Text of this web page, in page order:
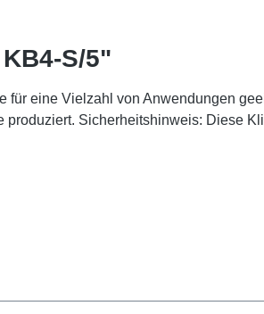
S/5"
eine Vielzahl von Anwendungen
Sicherheitshinweis: Diese